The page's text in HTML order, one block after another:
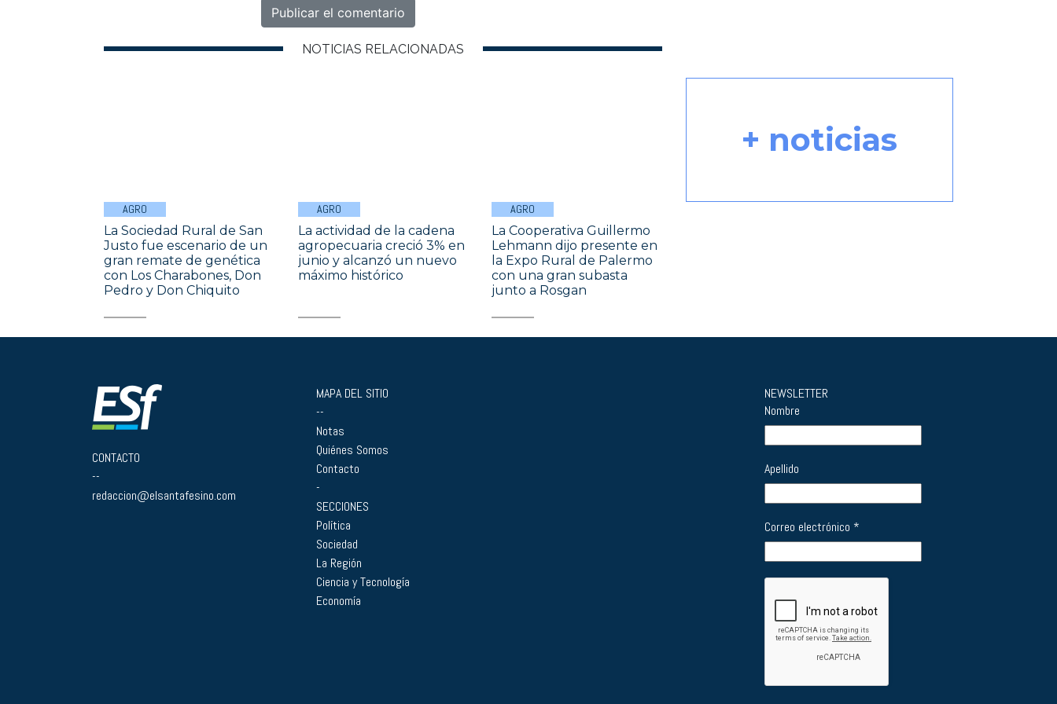
NOTICIAS RELACIONADAS
AGRO
La Sociedad Rural de San
Justo fue escenario de un
gran remate de genética
con Los Charabones, Don
Pedro y Don Chiquito
AGRO
La actividad de la cadena
agropecuaria creció 3% en
junio y alcanzó un nuevo
máximo histórico
AGRO
La Cooperativa Guillermo
Lehmann dijo presente en
la Expo Rural de Palermo
con una gran subasta
junto a Rosgan
+ noticias
CONTACTO
--
redaccion@elsantafesino.com
MAPA DEL SITIO
--
Notas
Quiénes Somos
Contacto
-
SECCIONES
Política
Sociedad
La Región
Ciencia y Tecnología
Economía
NEWSLETTER
Nombre
Apellido
Correo electrónico *